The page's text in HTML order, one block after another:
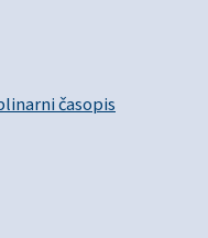
časopis